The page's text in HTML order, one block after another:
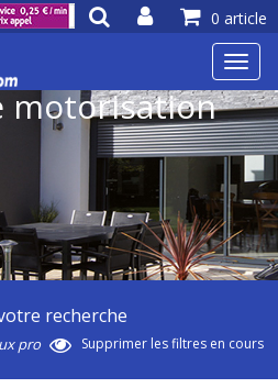
0 article
motorisation
recherche
pro Supprimer les filtres en cours